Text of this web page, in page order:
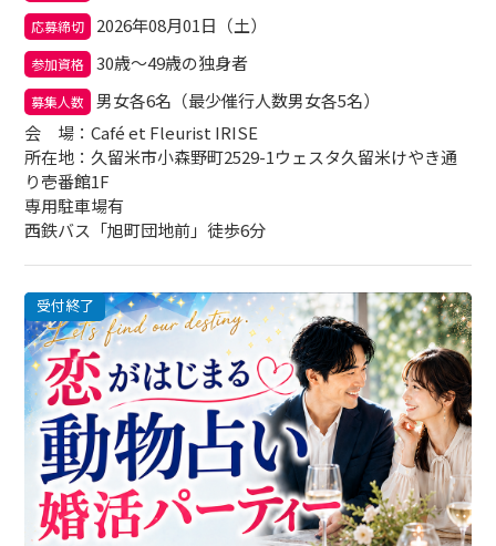
応募締切 2026年08月01日（土）
参加資格 30歳～49歳の独身者
募集人数
男女各6名（最少催行人数男女各5名）
会場：Café et Fleurist IRISE
所在地：久留米市小森野町2529-1ウェスタ久留米けやき通
り壱番館1F
専用駐車場有
西鉄バス「旭町団地前」徒歩6分
受付終了